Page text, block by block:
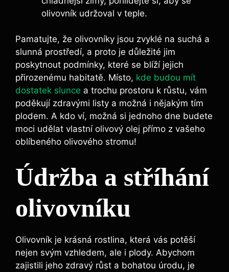
olivovník udržoval v teple.
Pamatujte, že olivovníky jsou zvyklé na suchá a
slunná prostředí, a proto je důležité jim
poskytnout podmínky, které se blíží jejich
přirozenému habitatě. Místo, kde budou mít
dostatek slunce a trochu prostoru k růstu, vám
poděkují zdravými listy a možná i nějakým tím
plodem. A kdo ví, možná si jednoho dne budete
moci udělat vlastní olivový olej přímo z vašeho
oblíbeného olivového stromu!
Údržba a stříhání
olivovníku
Olivovník je krásná rostlina, která vás potěší
nejen svým vzhledem, ale i plody. Abychom
zajistili jeho zdravý růst a bohatou úrodu, je